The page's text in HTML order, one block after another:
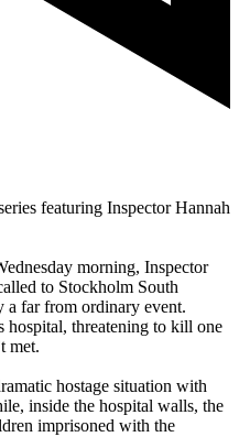
featuring Inspector Hannah
morning, Inspector
to Stockholm South
a far from ordinary event.
hospital, threatening to kill one
met.
hostage situation with
inside the hospital walls, the
imprisoned with the